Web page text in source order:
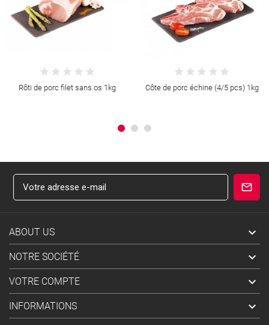
Rôti de porc filet sans os 1kg Côte de porc échine (4/5 pcs) 1kg
ABOUT US 
NOTRE SOCIÉTÉ 
VOTRE COMPTE 
INFORMATIONS
